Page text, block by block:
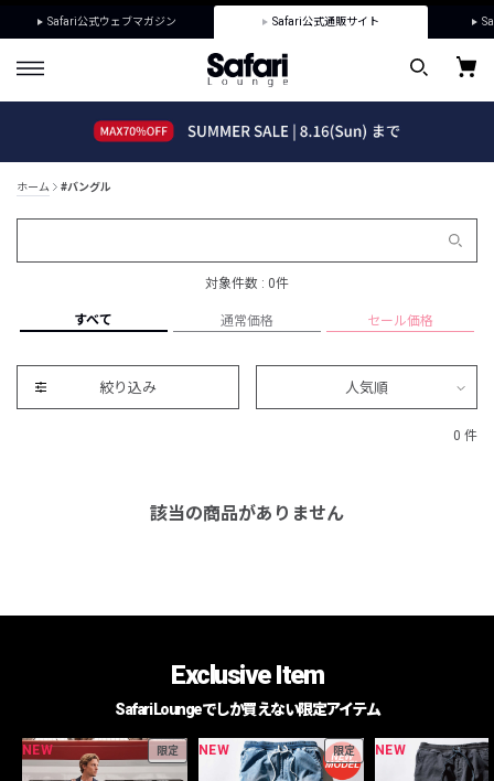
Safari公式ウェブマガジン Safari公式通販サイト
ホーム #バングル
対象件数 : 0件
すべて 通常価格 セール価格
絞り込み 人気順
0 件
該当の商品がありません
Exclusive Item
Safari Loungeでしか買えない限定アイテム
NEW 限定 NEW 限定 NEW